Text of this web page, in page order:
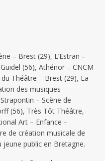
– Brest (29), L’Estran –
(56), Athénor – CNCM
Théâtre – Brest (29), La
des musiques
– Scène de
(56), Très Tôt Théâtre,
Art – Enfance –
de création musicale de
jeune public en Bretagne.